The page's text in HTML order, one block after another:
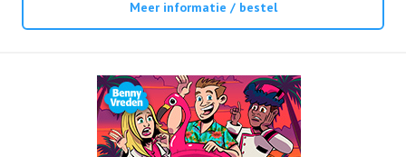
Meer informatie / bestel